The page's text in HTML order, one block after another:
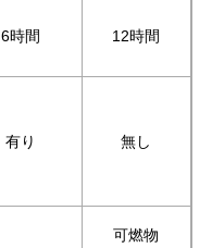
6時間 12時間
有り 無し
可燃物